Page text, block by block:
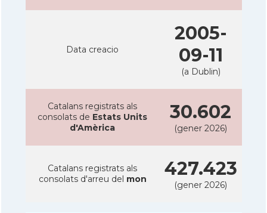
Data creacio
2005-
09-11
(a Dublin)
Catalans registrats als
consolats de Estats Units
d'Amèrica
30.602
(gener 2026)
Catalans registrats als
consolats d'arreu del mon 427.423
(gener 2026)